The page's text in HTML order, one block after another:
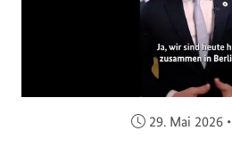
Veröffentlicht
29. Mai 2026 •